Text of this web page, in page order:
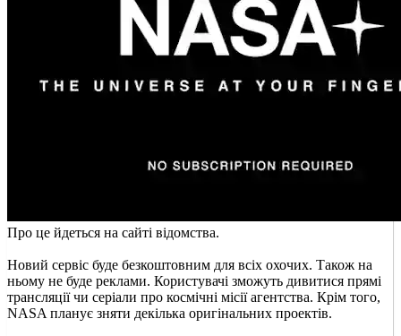
Про це йдеться на сайті відомства.
Новий сервіс буде безкоштовним для всіх охочих. Також на
ньому не буде реклами. Користувачі зможуть дивитися прямі
трансляції чи серіали про космічні місії агентства. Крім того,
NASA планує зняти декілька оригінальних проектів.